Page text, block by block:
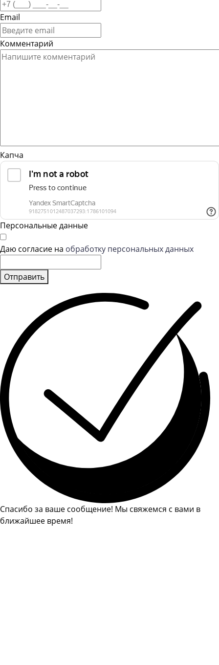
Email
Комментарий
Капча
Персональные данные
Даю согласие на обработку персональных данных
Отправить
Спасибо за ваше сообщение! Мы свяжемся с вами в
ближайшее время!